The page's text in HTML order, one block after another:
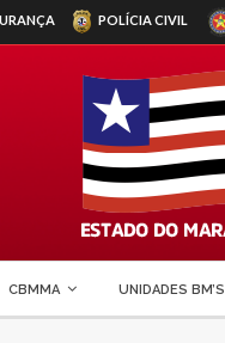
POLÍCIA CIVIL
CBMMA UNIDADES BM’S